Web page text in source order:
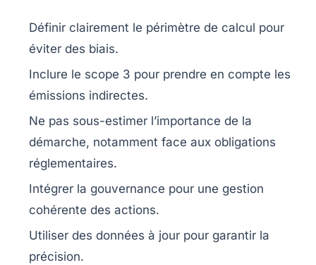
Définir clairement le périmètre de calcul pour
éviter des biais.
Inclure le scope 3 pour prendre en compte les
émissions indirectes.
Ne pas sous-estimer l’importance de la
démarche, notamment face aux obligations
réglementaires.
Intégrer la gouvernance pour une gestion
cohérente des actions.
Utiliser des données à jour pour garantir la
précision.